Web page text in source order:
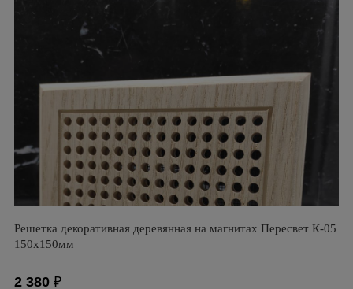
Решетка декоративная деревянная на магнитах Пересвет К-05
150х150мм
2 380 ₽